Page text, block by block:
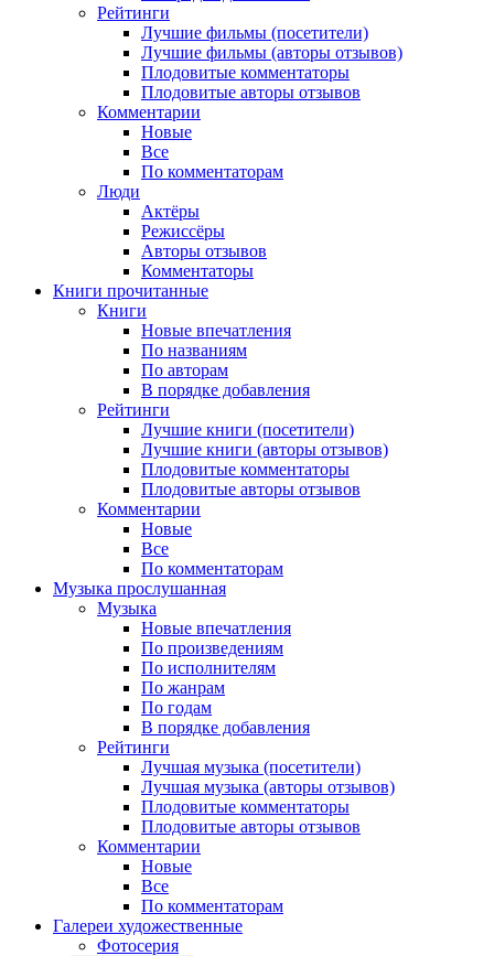
Рейтинги
Лучшие фильмы (посетители)
Лучшие фильмы (авторы отзывов)
Плодовитые комментаторы
Плодовитые авторы отзывов
Комментарии
Новые
Все
По комментаторам
Люди
Актёры
Режиссёры
Авторы отзывов
Комментаторы
Книги прочитанные
Книги
Новые впечатления
По названиям
По авторам
В порядке добавления
Рейтинги
Лучшие книги (посетители)
Лучшие книги (авторы отзывов)
Плодовитые комментаторы
Плодовитые авторы отзывов
Комментарии
Новые
Все
По комментаторам
Музыка прослушанная
Музыка
Новые впечатления
По произведениям
По исполнителям
По жанрам
По годам
В порядке добавления
Рейтинги
Лучшая музыка (посетители)
Лучшая музыка (авторы отзывов)
Плодовитые комментаторы
Плодовитые авторы отзывов
Комментарии
Новые
Все
По комментаторам
Галереи художественные
Фотосерия